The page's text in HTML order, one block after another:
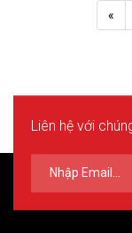
«
Liên hệ với